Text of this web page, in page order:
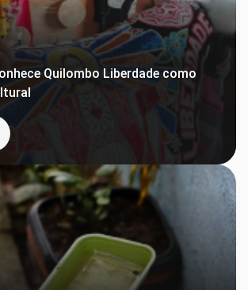
Quilombo Liberdade como